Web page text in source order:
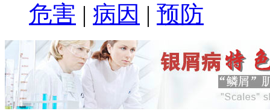
危害 | 病因 | 预防